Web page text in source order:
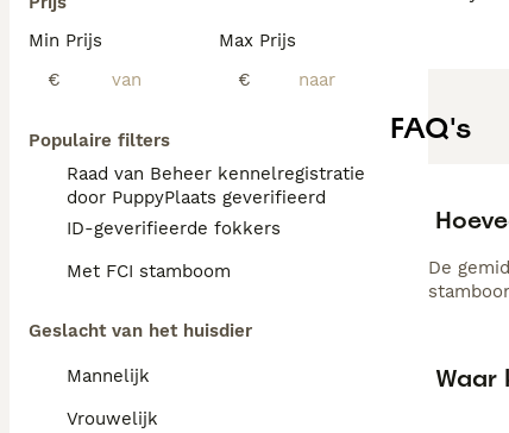
Min Prijs
€
Max Prijs
€
Populaire filters
Raad van Beheer kennelregistratie
door PuppyPlaats geverifieerd
ID-geverifieerde fokkers
Met FCI stamboom
Geslacht van het huisdier
Mannelijk
Vrouwelijk
FAQ's
De
Waar